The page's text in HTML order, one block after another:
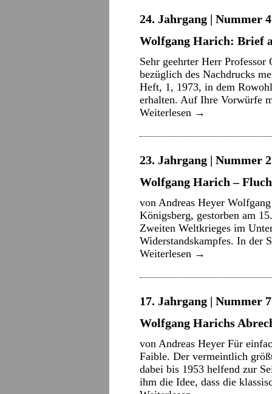
24. Jahrgang | Nummer
Wolfgang Harich: Brief
Sehr geehrter Herr
bezüglich des Nachdrucks
Heft, 1, 1973, in dem
erhalten. Auf Ihre Vorwürfe
Weiterlesen →
23. Jahrgang | Nummer
Wolfgang Harich –
von Andreas Heyer
Königsberg, gestorben am
Zweiten Weltkrieges im
Widerstandskampfes. In der
Weiterlesen →
17. Jahrgang | Nummer
Wolfgang Harichs
von Andreas Heyer Für
Faible. Der vermeintlich
dabei bis 1953 helfend zur
ihm die Idee, dass die